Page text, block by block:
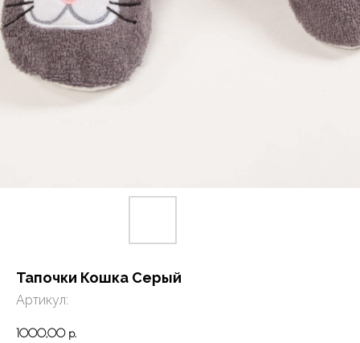
Тапочки Кошка Серый
Артикул:
1000,00 р.